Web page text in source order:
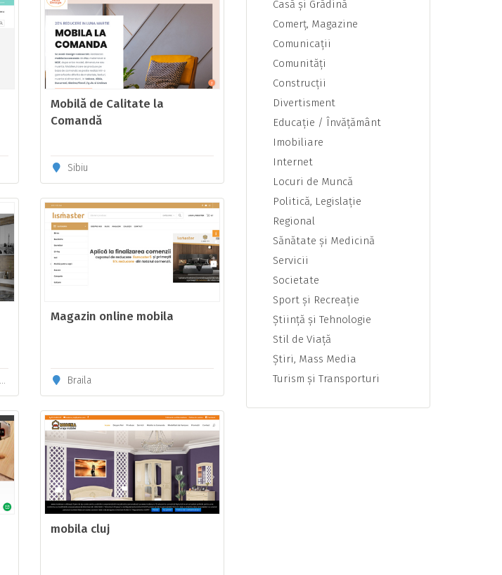
Mobilă de Calitate la
Comandă
Sibiu
Magazin online mobila
Braila
mobila cluj
Casă şi Grădină
Comerţ, Magazine
Comunicaţii
Comunităţi
Construcţii
Divertisment
Educaţie / Învăţământ
Imobiliare
Internet
Locuri de Muncă
Politică, Legislaţie
Regional
Sănătate şi Medicină
Servicii
Societate
Sport şi Recreaţie
Ştiinţă şi Tehnologie
Stil de Viaţă
Ştiri, Mass Media
Turism şi Transporturi